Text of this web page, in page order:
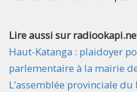
Lire aussi sur
Haut-Katanga : plaidoyer
parlementaire à la mairie
L’assemblée provinciale